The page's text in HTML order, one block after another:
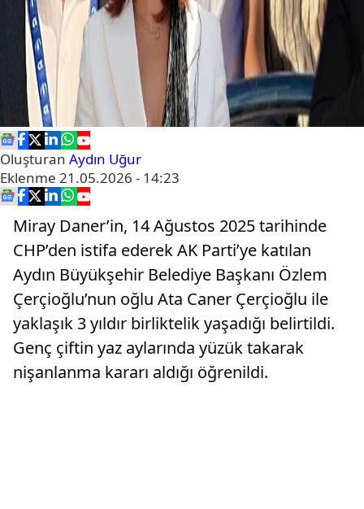
Oluşturan Aydın Uğur
Eklenme 21.05.2026 - 14:23
Miray Daner’in, 14 Ağustos 2025 tarihinde
CHP’den istifa ederek AK Parti’ye katılan
Aydın Büyükşehir Belediye Başkanı Özlem
Çerçioğlu’nun oğlu Ata Caner Çerçioğlu ile
yaklaşık 3 yıldır birliktelik yaşadığı belirtildi.
Genç çiftin yaz aylarında yüzük takarak
nişanlanma kararı aldığı öğrenildi.